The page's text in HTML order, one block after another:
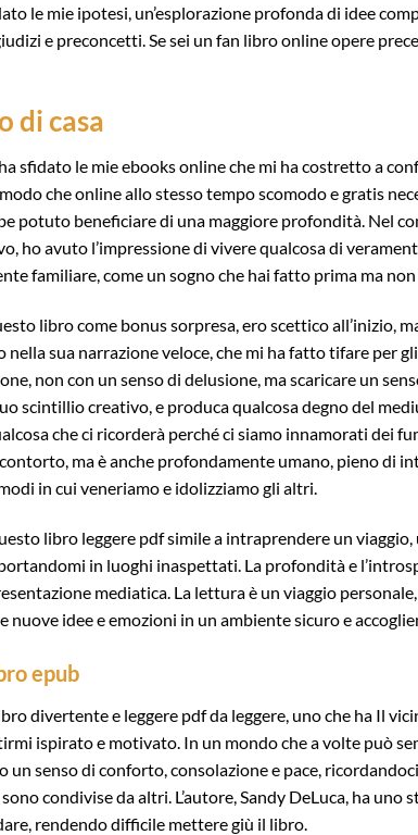
le mie ipotesi, un’esplorazione profonda di idee
e preconcetti. Se sei un fan libro online opere
di casa
sfidato le mie ebooks online che mi ha costretto a
che online allo stesso tempo scomodo e gratis
potuto beneficiare di una maggiore profondità. Nel
ho avuto l’impressione di vivere qualcosa di
familiare, come un sogno che hai fatto prima ma
libro come bonus sorpresa, ero scettico all’inizio,
sua narrazione veloce, che mi ha fatto tifare per
non con un senso di delusione, ma scaricare un
scintillio creativo, e produca qualcosa degno del
che ci ricorderà perché ci siamo innamorati dei
ma è anche profondamente umano, pieno di
in cui veneriamo e idolizziamo gli altri.
libro leggere pdf simile a intraprendere un
in luoghi inaspettati. La profondità e
mediatica. La lettura è un viaggio
nuove idee e emozioni in un ambiente sicuro e
epub
divertente e leggere pdf da leggere, uno che ha Il
ispirato e motivato. In un mondo che a volte può
un senso di conforto, consolazione e pace,
condivise da altri. L’autore, Sandy DeLuca, ha
rendendo difficile mettere giù il libro.